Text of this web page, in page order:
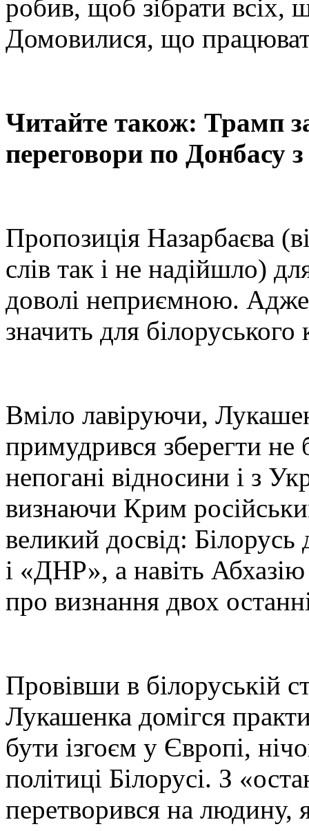
робив, щоб зібрати всіх,
Домовилися, що
Читайте також: Трамп
переговори по Донбасу
Пропозиція Назарбаєва
слів так і не надійшло)
доволі неприємною.
значить для
Вміло лавіруючи,
примудрився зберегти не
непогані відносини і з
визнаючи Крим
великий досвід:
і «ДНР», а навіть
про визнання двох
Провівши в білоруській
Лукашенка домігся
бути ізгоєм у Європі,
політиці Білорусі. З
перетворився на людину,